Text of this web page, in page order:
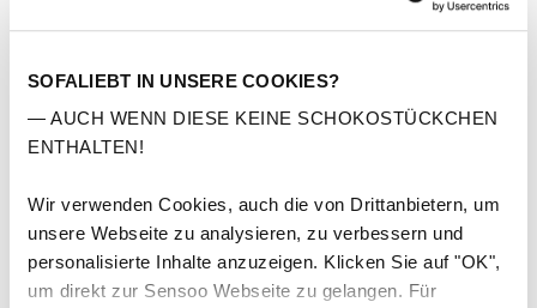
SOFALIEBT IN UNSERE COOKIES?
— AUCH WENN DIESE KEINE SCHOKOSTÜCKCHEN
ENTHALTEN!
Wir verwenden Cookies, auch die von Drittanbietern, um
unsere Webseite zu analysieren, zu verbessern und
personalisierte Inhalte anzuzeigen. Klicken Sie auf "OK",
um direkt zur Sensoo Webseite zu gelangen. Für